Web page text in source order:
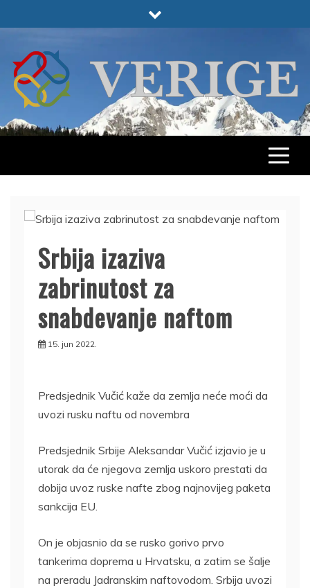
to
VERIGE
ODABRANO
Srbija izaziva
zabrinutost za
snabdevanje naftom
15. jun 2022.
Predsjednik Vučić kaže da zemlja neće moći da
uvozi rusku naftu od novembra
Predsjednik Srbije Aleksandar Vučić izjavio je u
utorak da će njegova zemlja uskoro prestati da
dobija uvoz ruske nafte zbog najnovijeg paketa
sankcija EU.
On je objasnio da se rusko gorivo prvo
tankerima doprema u Hrvatsku, a zatim se šalje
na preradu Jadranskim naftovodom. Srbija uvozi